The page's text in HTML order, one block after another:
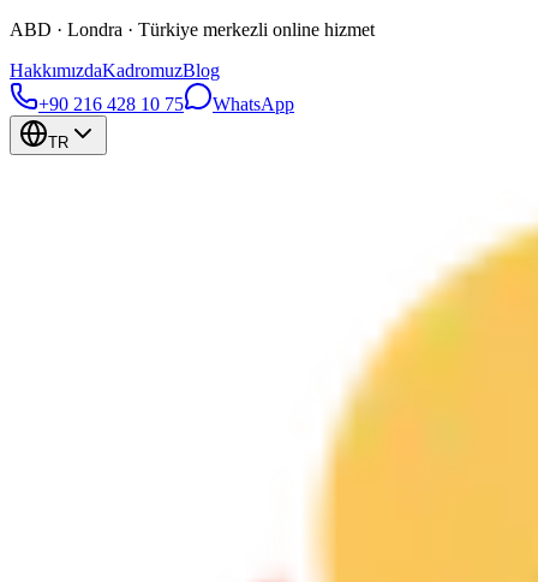
ABD · Londra · Türkiye merkezli online hizmet
HakkımızdaKadromuzBlog
+90 216 428 10 75
WhatsApp
TR